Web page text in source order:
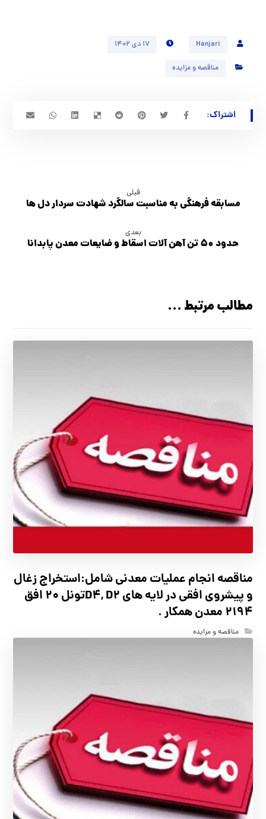
Hanjari ۱۷ دی ۱۴۰۲
مناقصه و مزایده
قبلی
مسابقه فرهنگي به مناسبت سالگرد شهادت سردار دل ها
بعدی
حدود ۵۰ تن آهن آلات اسقاط و ضایعات معدن پابدانا
مطالب مرتبط ...
مناقصه انجام عملیات معدنی شامل:استخراج زغال
و پیشروی افقی در لایه های D4, D2تونل 20 افق
2194 معدن همکار .
مناقصه و مزایده